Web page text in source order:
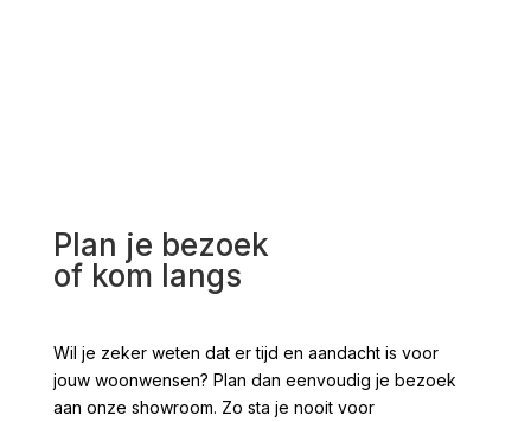
Plan je bezoek
of kom langs
Wil je zeker weten dat er tijd en aandacht is voor
jouw woonwensen? Plan dan eenvoudig je bezoek
aan onze showroom. Zo sta je nooit voor